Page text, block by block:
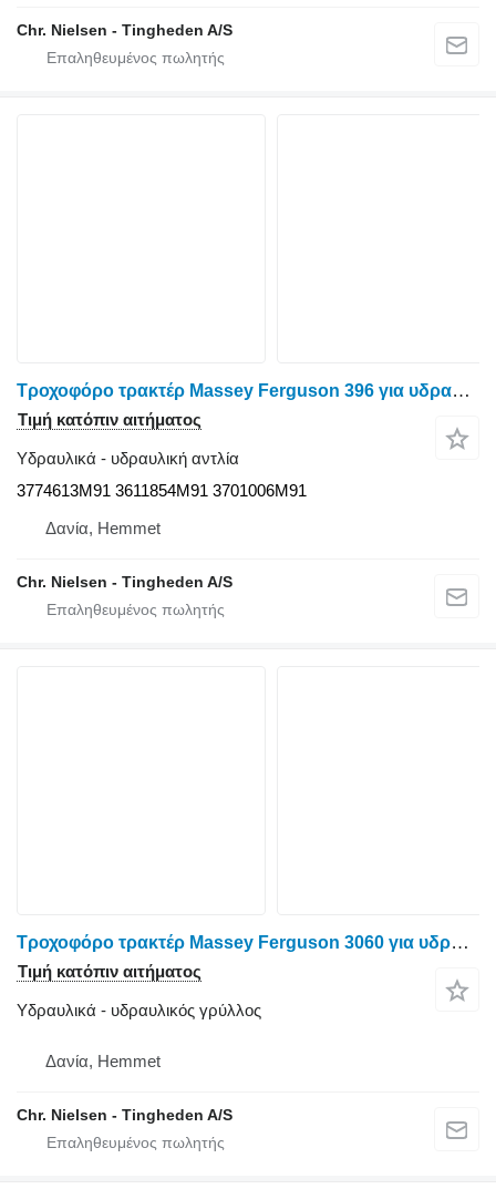
Chr. Nielsen - Tingheden A/S
Τροχοφόρο τρακτέρ Massey Ferguson 396 για υδραυλική αντλία 3774613M91 3611854M91 3701006M91
Τιμή κατόπιν αιτήματος
Υδραυλικά - υδραυλική αντλία
3774613M91 3611854M91 3701006M91
Δανία, Hemmet
Chr. Nielsen - Tingheden A/S
Τροχοφόρο τρακτέρ Massey Ferguson 3060 για υδραυλικός γρύλλος
Τιμή κατόπιν αιτήματος
Υδραυλικά - υδραυλικός γρύλλος
Δανία, Hemmet
Chr. Nielsen - Tingheden A/S